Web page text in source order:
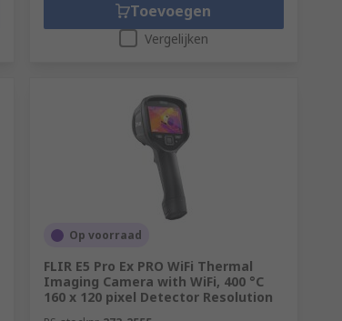
Toevoegen
Vergelijken
Op voorraad
FLIR E5 Pro Ex PRO WiFi Thermal
Imaging Camera with WiFi, 400 °C
160 x 120 pixel Detector Resolution